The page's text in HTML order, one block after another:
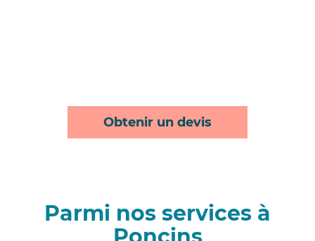
Obtenir un devis
Parmi nos services à